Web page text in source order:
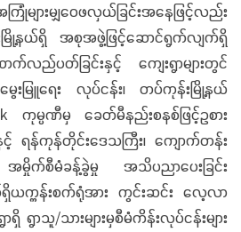
များမျှဝေဖလှယ်ခြင်းအနေဖြင့်လည်း
ြို့နယ်ရှိ အစုအဖွဲ့ဖြင့်ဆောင်ရွက်လျက်ရှိ
ည်ပတ်ခြင်းနှင့် ကျေးရွာများတွင်
းမြူရေး လုပ်ငန်း၊ တပ်ကုန်းမြို့နယ်
ကုမ္ပဏီမှ ခေတ်မီနည်းစနစ်ဖြင့်ဥစား
င့် ရန်ကုန်တိုင်းဒေသကြီး၊ ကျောက်တန်း
အမှိုက်စီမံခန့်ခွဲမှု အသိပညာပေးခြင်း
ရှိယက္ကန်းစက်ရုံအား ကွင်းဆင်း လေ့လာ
ာရှိ ရွာသူ/သားများမှစီမံကိန်းလုပ်ငန်းများ